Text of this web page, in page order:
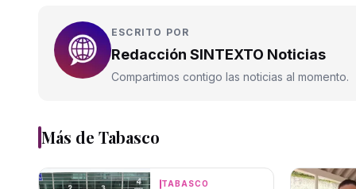
ESCRITO POR
Redacción SINTEXTO Noticias
Compartimos contigo las noticias al momento.
Más de Tabasco
TABASCO